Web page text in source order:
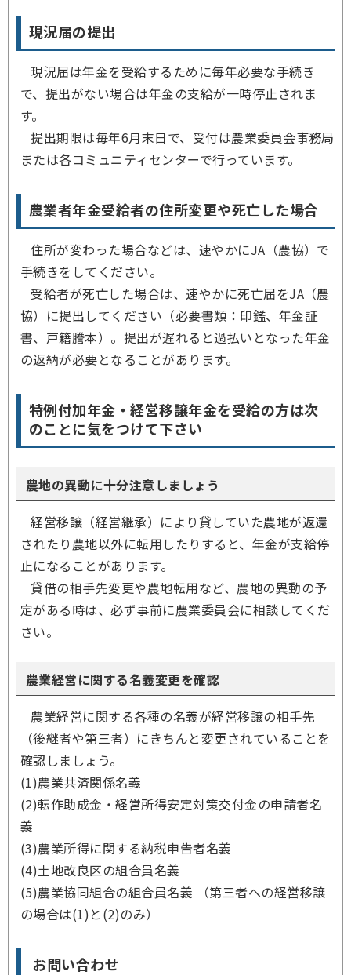
現況届の提出
現況届は年金を受給するために毎年必要な手続き
で、提出がない場合は年金の支給が一時停止されま
す。
提出期限は毎年6月末日で、受付は農業委員会事務局
または各コミュニティセンターで行っています。
農業者年金受給者の住所変更や死亡した場合
住所が変わった場合などは、速やかにJA（農協）で
手続きをしてください。
受給者が死亡した場合は、速やかに死亡届をJA（農
協）に提出してください（必要書類：印鑑、年金証
書、戸籍謄本）。提出が遅れると過払いとなった年金
の返納が必要となることがあります。
特例付加年金・経営移譲年金を受給の方は次
のことに気をつけて下さい
農地の異動に十分注意しましょう
経営移譲（経営継承）により貸していた農地が返還
されたり農地以外に転用したりすると、年金が支給停
止になることがあります。
貸借の相手先変更や農地転用など、農地の異動の予
定がある時は、必ず事前に農業委員会に相談してくだ
さい。
農業経営に関する名義変更を確認
農業経営に関する各種の名義が経営移譲の相手先
（後継者や第三者）にきちんと変更されていることを
確認しましょう。
(1)農業共済関係名義
(2)転作助成金・経営所得安定対策交付金の申請者名
義
(3)農業所得に関する納税申告者名義
(4)土地改良区の組合員名義
(5)農業協同組合の組合員名義 （第三者への経営移譲
の場合は(1)と(2)のみ）
お問い合わせ